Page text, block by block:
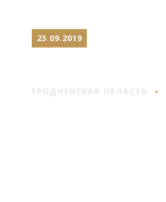
23.09.2019
ГРОДНЕНСКАЯ ОБЛАСТЬ